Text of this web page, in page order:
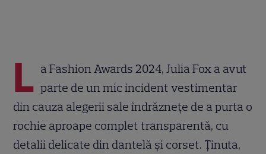
L a Fashion Awards 2024, Julia Fox a avut
parte de un mic incident vestimentar
din cauza alegerii sale îndrăznețe de a purta o
rochie aproape complet transparentă, cu
detalii delicate din dantelă și corset. Ținuta,